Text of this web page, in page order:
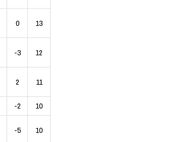
0 13
-3 12
2 11
-2 10
-5 10